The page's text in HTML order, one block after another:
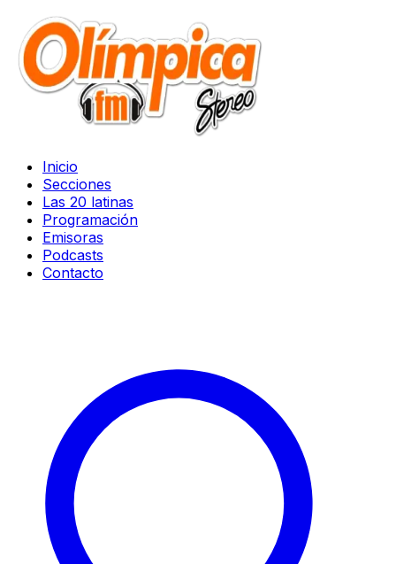
Inicio
Secciones
Las 20 latinas
Programación
Emisoras
Podcasts
Contacto